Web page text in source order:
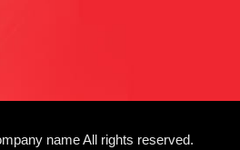
name All rights reserved.